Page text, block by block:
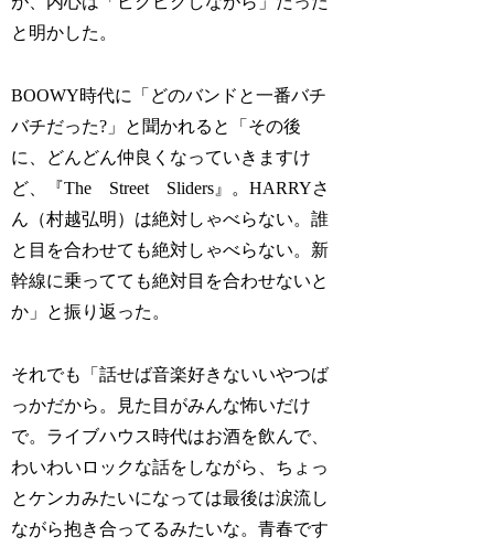
と明かした。
BOOWY時代に「どのバンドと一番バチ
バチだった?」と聞かれると「その後
に、どんどん仲良くなっていきますけ
ど、『The Street Sliders』。HARRYさ
ん（村越弘明）は絶対しゃべらない。誰
と目を合わせても絶対しゃべらない。新
幹線に乗ってても絶対目を合わせないと
か」と振り返った。
それでも「話せば音楽好きないいやつば
っかだから。見た目がみんな怖いだけ
で。ライブハウス時代はお酒を飲んで、
わいわいロックな話をしながら、ちょっ
とケンカみたいになっては最後は涙流し
ながら抱き合ってるみたいな。青春です